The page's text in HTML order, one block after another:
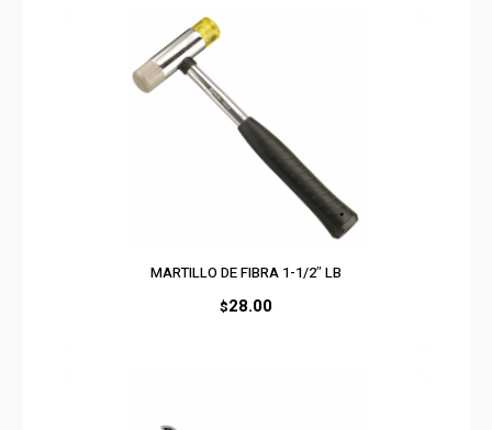
MARTILLO DE FIBRA 1-1/2″ LB
$28.00